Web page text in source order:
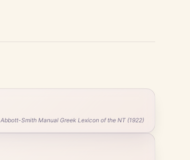
Abbott-Smith Manual Greek Lexicon of the NT (1922)